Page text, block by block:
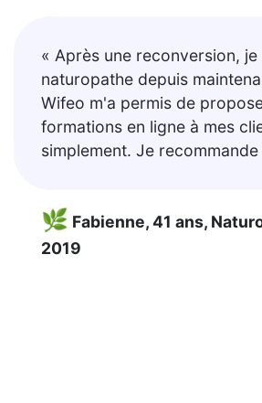
« Après une reconversion, je
naturopathe depuis
Wifeo m'a permis de
formations en ligne à mes
simplement. Je recommande
🌿 Fabienne, 41 ans,
2019